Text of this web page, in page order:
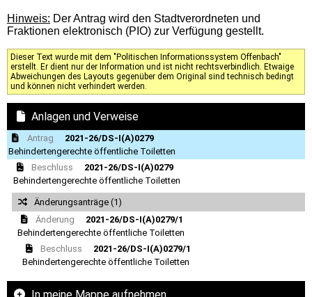
Hinweis: Der Antrag wird den Stadtverordneten und
Fraktionen elektronisch (PIO) zur Verfügung gestellt.
Dieser Text wurde mit dem "Politischen Informationssystem Offenbach"
erstellt. Er dient nur der Information und ist nicht rechtsverbindlich. Etwaige
Abweichungen des Layouts gegenüber dem Original sind technisch bedingt
und können nicht verhindert werden.
Anlagen und Verweise
Antrag
2021-26/DS-I(A)0279
Behindertengerechte öffentliche Toiletten
Beschluss
2021-26/DS-I(A)0279
Behindertengerechte öffentliche Toiletten
Änderungsanträge (1)
Änderung
2021-26/DS-I(A)0279/1
Behindertengerechte öffentliche Toiletten
Beschluss
2021-26/DS-I(A)0279/1
Behindertengerechte öffentliche Toiletten